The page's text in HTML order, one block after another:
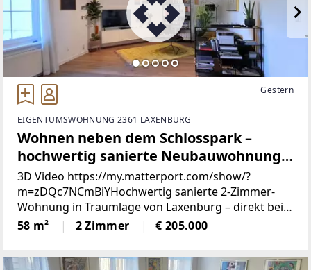
Gestern
EIGENTUMSWOHNUNG 2361 LAXENBURG
Wohnen neben dem Schlosspark –
hochwertig sanierte Neubauwohnung
im Herzen von Laxenburg
3D Video https://my.matterport.com/show/?
m=zDQc7NCmBiYHochwertig sanierte 2-Zimmer-
Wohnung in Traumlage von Laxenburg – direkt beim
SchlossparkDirekt im Herzen von Laxenburg und
nur wenige Schritte vom Schlosspark entfernt,
58 m² 2 Zimmer € 205.000